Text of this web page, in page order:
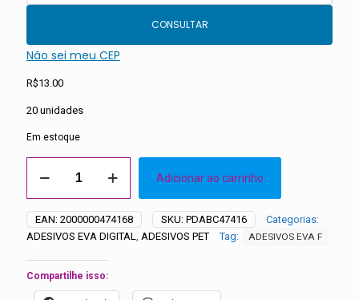
CONSULTAR
Não sei meu CEP
R$13.00
20 unidades
Em estoque
Luigi
20
unidades
quantidade
Adicionar ao carrinho
EAN: 2000000474168 SKU: PDABC47416
Categorias:
ADESIVOS EVA DIGITAL, ADESIVOS PET Tag: ADESIVOS EVA F
Compartilhe isso: